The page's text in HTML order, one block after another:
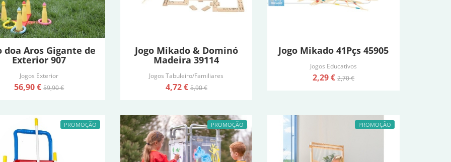
doa Aros Gigante de
Exterior 907
Jogos Exterior
56,90 €59,90 €
Jogo Mikado & Dominó
Madeira 39114
Jogos Tabuleiro/Familiares
4,72 €5,90 €
Jogo Mikado 41Pçs 45905
Jogos Educativos
2,29 €2,70 €
PROMOÇÃO PROMOÇÃO PROMOÇÃO